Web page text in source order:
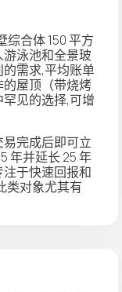
综合体 150 平方
泳池和全景玻
需求,平均账单
的屋顶 （带烧烤
见的选择,可增
完成后即可立
年并延长 25 年
注于快速回报和
类对象尤其有